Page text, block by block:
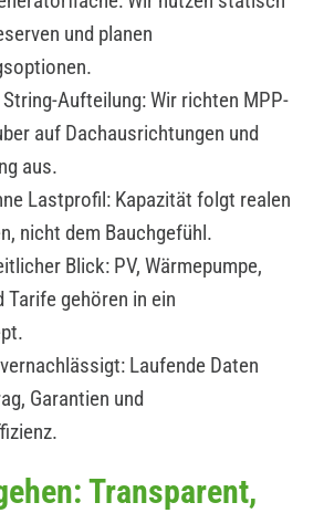
und planen
Aufteilung: Wir richten MPP-
auf Dachausrichtungen und
aus.
Lastprofil: Kapazität folgt realen
nicht dem Bauchgefühl.
Blick: PV, Wärmepumpe,
Tarife gehören in ein
Laufende Daten
Garantien und
Transparent,